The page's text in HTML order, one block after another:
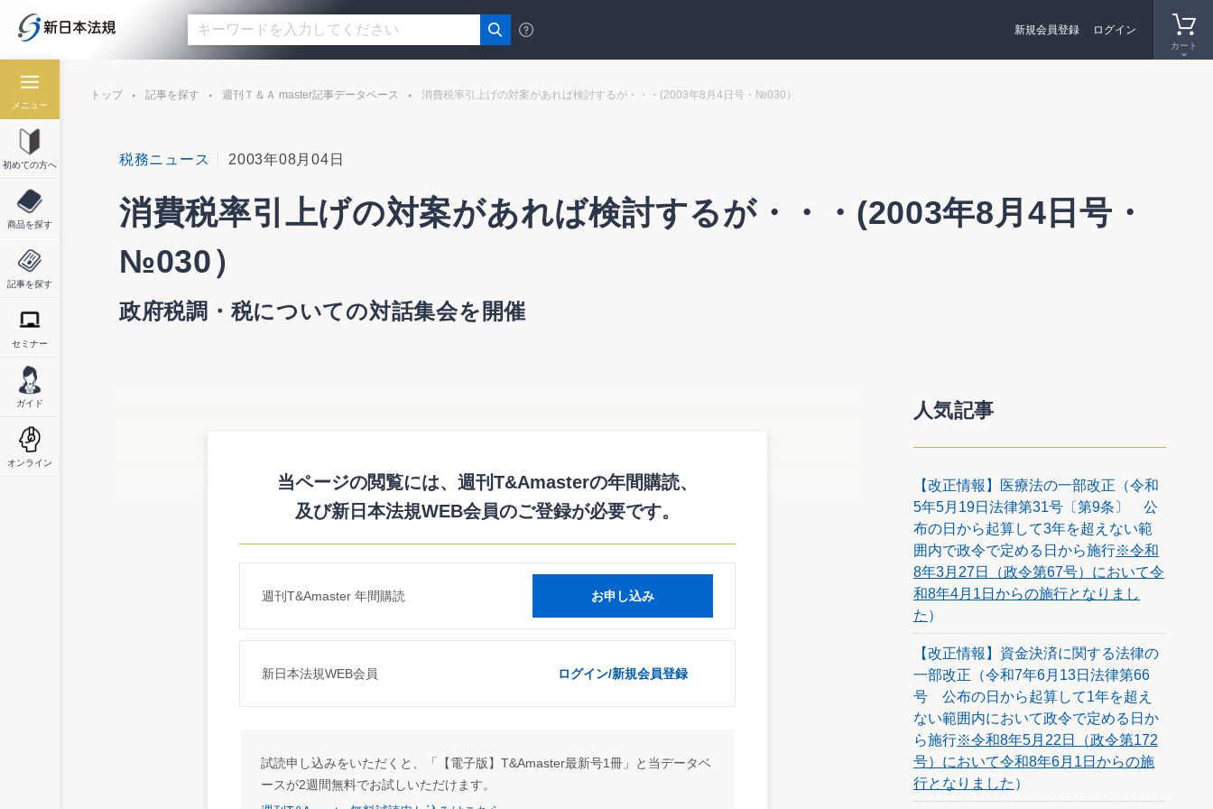
カート
新規会員登録 ログイン
メニュー
初めての方へ
商品を探す
記事を探す
セミナー
ガイド
オンライン
トップ 記事を探す 週刊Ｔ＆Ａ master記事データベース 消費税率引上げの対案があれば検討するが・・・(2003年8月4日号・№030）
税務ニュース 2003年08月04日
消費税率引上げの対案があれば検討するが・・・(2003年8月4日号・
№030）
政府税調・税についての対話集会を開催
催した。これは、政府税調が6月にとりまとめた「少子・高齢化社会における税制のあり方」（以下、中期答申）
に対する意見を、国民から聞くもの。当日は、277人が参加した。対話集会では、消費税率引き上げについて反対
意見が集中。これに対して石会長は、現在のデフレ化では、消費税率の引き上げは実施しないことを明言。ただ
消費税率引き上げに大反対の意見相次ぐ
まず、税についての対話集会では、石会長から今回の中期答申について説明があった後、公募者及び会場から
した。また、消費税率を上げないシナリオも考えられるとし、対案があれば、それについて検討する旨の発言も
については、最初に削られるのは、社会保障給付となるため、これもどこまで手をつけられるか難しいとし、消
費税率引き上げと対案（①又は②）のマイナス影響を考えた場合には、後者の方がマイナスに影響する可能性が
当ページの閲覧には、週刊T&Amasterの年間購読、
及び新日本法規WEB会員のご登録が必要です。
週刊T&Amaster 年間購読 お申し込み
新日本法規WEB会員 ログイン/新規会員登録
試読申し込みをいただくと、「【電子版】T&Amaster最新号1冊」と当データベ
ースが2週間無料でお試しいただけます。
人気記事
【改正情報】医療法の一部改正（令和
5年5月19日法律第31号〔第9条〕 公
布の日から起算して3年を超えない範
囲内で政令で定める日から施行※令和
8年3月27日（政令第67号）において令
和8年4月1日からの施行となりまし
た ）
【改正情報】資金決済に関する法律の
一部改正（令和7年6月13日法律第66
号 公布の日から起算して1年を超え
ない範囲内において政令で定める日か
ら施行※令和8年5月22日（政令第172
号）において令和8年6月1日からの施
行となりました ）